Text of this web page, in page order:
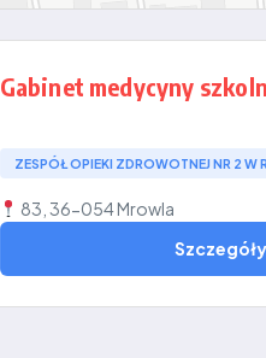
Gabinet medycyny
ZESPÓŁ OPIEKI ZDROWOTNEJ NR 2 W
83, 36-054 Mrowla